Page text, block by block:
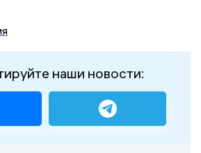
наши новости: